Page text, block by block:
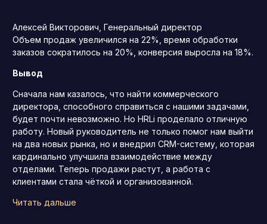
Алексей Викторович, Генеральный директор
Объем продаж увеличился на 22%, время обработки
заказов сократилось на 20%, конверсия выросла на 18%.
Вывод
Сначала нам казалось, что найти коммерческого
директора, способного справиться с нашими задачами,
будет почти невозможно. Но HRLi проделало отличную
работу. Новый руководитель не только помог нам выйти
на два новых рынка, но и внедрил CRM-систему, которая
кардинально улучшила взаимодействие между
отделами. Теперь продажи растут, а работа с
клиентами стала чёткой и организованной.
Читать дальше